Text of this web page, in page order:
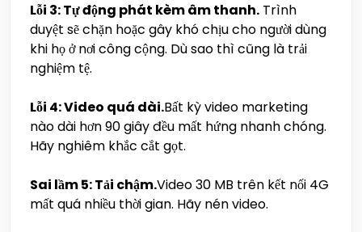
Lỗi 3: Tự động phát kèm âm thanh. Trình
duyệt sẽ chặn hoặc gây khó chịu cho người dùng
khi họ ở nơi công cộng. Dù sao thì cũng là trải
nghiệm tệ.
Lỗi 4: Video quá dài.Bất kỳ video marketing
nào dài hơn 90 giây đều mất hứng nhanh chóng.
Hãy nghiêm khắc cắt gọt.
Sai lầm 5: Tải chậm.Video 30 MB trên kết nối 4G
mất quá nhiều thời gian. Hãy nén video.